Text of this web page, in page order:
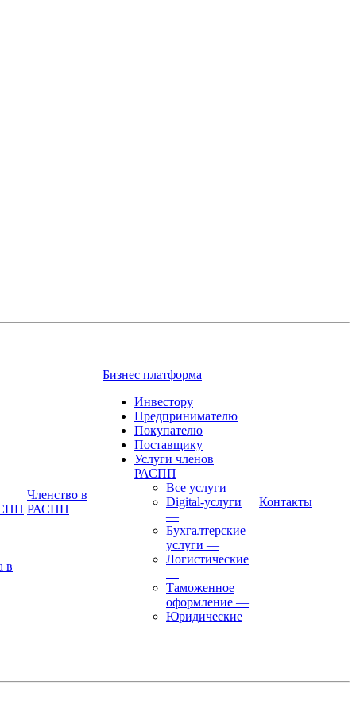
в
Членство в
РАСПП
Бизнес платформа
Инвестору
Предпринимателю
Покупателю
Поставщику
Услуги членов
РАСПП
Все услуги —
Digital-услуги
—
Бухгалтерские
услуги —
Логистические
—
Таможенное
оформление —
Юридические
Контакты